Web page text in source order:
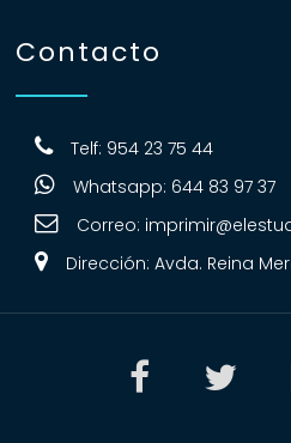
Contacto
Telf: 954 23 75 44
Whatsapp: 644 83 97 37
Correo:
Dirección: Avda. Reina